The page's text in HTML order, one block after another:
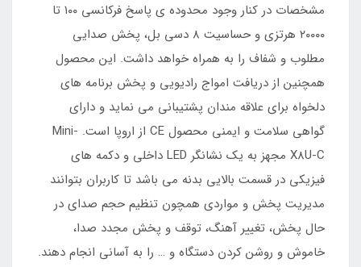
مشخصات در کنار وجود محدوده ی پاسخ فرکانسی ۱۰۰ تا
۲۰۰۰۰ هرتزی و حساسیت ۸ دسی بل، پخش صدایی
مطلوب و شفاف را به همراه خواهد داشت. این محصول
همچنین از دریافت امواج رادیویی و پخش برنامه های
دلخواه برای علاقه مندان پشتیبانی می نماید و دارای
گواهی سلامت و ایمنی محصول CE از اروپا است. Mini-
X8U-C مجهز به یک نشانگر LED داخلی و دکمه های
فیزیکی در قسمت بالایی بدنه می باشد تا کاربران بتوانند
مدیریت پخش و مواردی همچون تنظیم حجم صدای در
حال پخش، تغییر آهنگ، توقف و پخش مجدد صدا،
خاموش و روشن کردن دستگاه و … را به آسانی انجام دهند.